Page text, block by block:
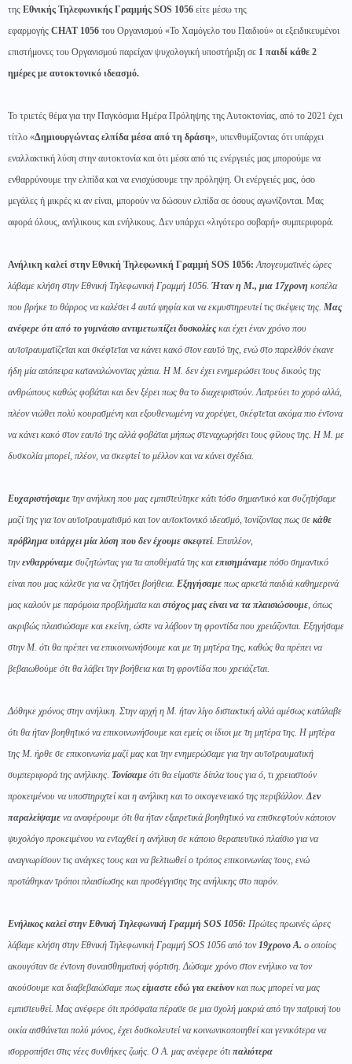
της Εθνικής Τηλεφωνικής Γραμμής SOS 1056 είτε μέσω της
εφαρμογής CHAT 1056 του Οργανισμού «Το Χαμόγελο του Παιδιού» οι εξειδικευμένοι
επιστήμονες του Οργανισμού παρείχαν ψυχολογική υποστήριξη σε 1 παιδί κάθε 2
ημέρες με αυτοκτονικό ιδεασμό.
Το τριετές θέμα για την Παγκόσμια Ημέρα Πρόληψης της Αυτοκτονίας, από το 2021 έχει
τίτλο «Δημιουργώντας ελπίδα μέσα από τη δράση», υπενθυμίζοντας ότι υπάρχει
εναλλακτική λύση στην αυτοκτονία και ότι μέσα από τις ενέργειές μας μπορούμε να
ενθαρρύνουμε την ελπίδα και να ενισχύσουμε την πρόληψη. Οι ενέργειές μας, όσο
μεγάλες ή μικρές κι αν είναι, μπορούν να δώσουν ελπίδα σε όσους αγωνίζονται. Μας
αφορά όλους, ανήλικους και ενήλικους. Δεν υπάρχει «λιγότερο σοβαρή» συμπεριφορά.
Ανήλικη καλεί στην Εθνική Τηλεφωνική Γραμμή SOS 1056:Απογευματινές ώρες
λάβαμε κλήση στην Εθνική Τηλεφωνική Γραμμή 1056. Ήταν η Μ., μια 17χρονη κοπέλα
που βρήκε το θάρρος να καλέσει 4 αυτά ψηφία και να εκμυστηρευτεί τις σκέψεις της. Μας
ανέφερε ότι από το γυμνάσιο αντιμετωπίζει δυσκολίεςκαι έχει έναν χρόνο που
αυτοτραυματίζεται και σκέφτεται να κάνει κακό στον εαυτό της, ενώ στο παρελθόν έκανε
ήδη μία απόπειρα καταναλώνοντας χάπια. Η Μ. δεν έχει ενημερώσει τους δικούς της
ανθρώπους καθώς φοβάται και δεν ξέρει πως θα το διαχειριστούν. Λατρεύει το χορό αλλά,
πλέον νιώθει πολύ κουρασμένη και εξουθενωμένη να χορέψει, σκέφτεται ακόμα πιο έντονα
να κάνει κακό στον εαυτό της αλλά φοβάται μήπως στεναχωρήσει τους φίλους της. Η Μ. με
δυσκολία μπορεί, πλέον, να σκεφτεί το μέλλον και να κάνει σχέδια.
Ευχαριστήσαμε την ανήλικη που μας εμπιστεύτηκε κάτι τόσο σημαντικό και συζητήσαμε
μαζί της για τον αυτοτραυματισμό και τον αυτοκτονικό ιδεασμό, τονίζοντας πως σε κάθε
πρόβλημα υπάρχει μία λύση που δεν έχουμε σκεφτεί. Επιπλέον,
τηνενθαρρύναμε συζητώντας για τα αποθέματά της και επισημάναμε πόσο σημαντικό
είναι που μας κάλεσε για να ζητήσει βοήθεια. Εξηγήσαμε πως αρκετά παιδιά καθημερινά
μας καλούν με παρόμοια προβλήματα και στόχος μας είναι να τα πλαισιώσουμε, όπως
ακριβώς πλαισιώσαμε και εκείνη, ώστε να λάβουν τη φροντίδα που χρειάζονται. Εξηγήσαμε
στην Μ. ότι θα πρέπει να επικοινωνήσουμε και με τη μητέρα της, καθώς θα πρέπει να
βεβαιωθούμε ότι θα λάβει την βοήθεια και τη φροντίδα που χρειάζεται.
Δόθηκε χρόνος στην ανήλικη. Στην αρχή η Μ. ήταν λίγο διστακτική αλλά αμέσως κατάλαβε
ότι θα ήταν βοηθητικό να επικοινωνήσουμε και εμείς οι ίδιοι με τη μητέρα της. Η μητέρα
της Μ. ήρθε σε επικοινωνία μαζί μας και την ενημερώσαμε για την αυτοτραυματική
συμπεριφορά της ανήλικης. Τονίσαμε ότι θα είμαστε δίπλα τους για ό, τι χρειαστούν
προκειμένου να υποστηριχτεί και η ανήλικη και το οικογενειακό της περιβάλλον.Δεν
παραλείψαμε να αναφέρουμε ότι θα ήταν εξαιρετικά βοηθητικό να επισκεφτούν κάποιον
ψυχολόγο προκειμένου να ενταχθεί η ανήλικη σε κάποιο θεραπευτικό πλαίσιο για να
αναγνωρίσουν τις ανάγκες τους και να βελτιωθεί ο τρόπος επικοινωνίας τους, ενώ
προτάθηκαν τρόποι πλαισίωσης και προσέγγισης της ανήλικης στο παρόν.
Ενήλικος καλεί στην Εθνική Τηλεφωνική Γραμμή SOS 1056: Πρώτες πρωινές ώρες
λάβαμε κλήση στην Εθνική Τηλεφωνική Γραμμή SOS 1056 από τον19χρονο Α. ο οποίος
ακουγόταν σε έντονη συναισθηματική φόρτιση. Δώσαμε χρόνο στον ενήλικο να τον
ακούσουμε και διαβεβαιώσαμε πως είμαστε εδώ για εκείνονκαι πως μπορεί να μας
εμπιστευθεί. Μας ανέφερε ότι πρόσφατα πέρασε σε μια σχολή μακριά από την πατρική του
οικία αισθάνεται πολύ μόνος, έχει δυσκολευτεί να κοινωνικοποιηθεί και γενικότερα να
ισορροπήσει στις νέες συνθήκες ζωής. Ο Α. μας ανέφερε ότι παλιότερα